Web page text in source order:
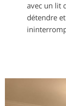
avec un lit
détendre